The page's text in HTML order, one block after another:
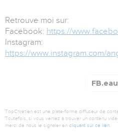
Retrouve moi sur:
Facebook: https://
Instagram:
https://www.instagram.com/
TopChrétien est une plate-forme diffuseur de
Toutefois, si vous veniez à trouver un contenu
merci de nous le signaler en cliquant sur ce lien.